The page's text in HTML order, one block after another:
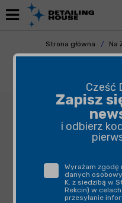
Strona główna Na
Cześć
Zapisz
i odbierz
Wyrażam zgodę
danych
K. z siedzibą w
Rekcin) w
przesyłanie